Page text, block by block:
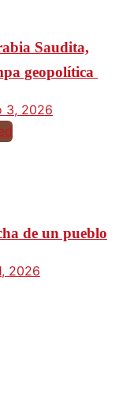
Saudita,
geopolítica
3, 2026
de un pueblo
2026